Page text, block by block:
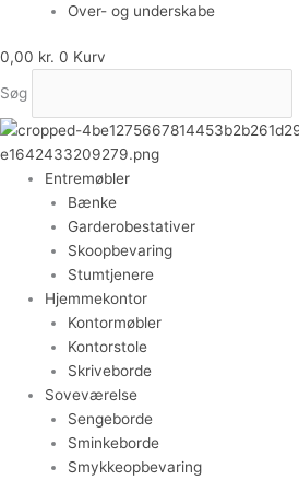
Over- og underskabe
0,00 kr. 0 Kurv
Søg
Entremøbler
Bænke
Garderobestativer
Skoopbevaring
Stumtjenere
Hjemmekontor
Kontormøbler
Kontorstole
Skriveborde
Soveværelse
Sengeborde
Sminkeborde
Smykkeopbevaring